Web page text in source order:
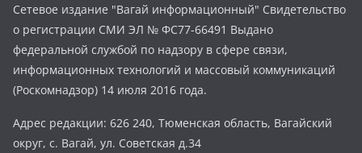
Сетевое издание "Вагай информационный" Свидетельство
о регистрации СМИ ЭЛ № ФС77-66491 Выдано
федеральной службой по надзору в сфере связи,
информационных технологий и массовый коммуникаций
(Роскомнадзор) 14 июля 2016 года.
Адрес редакции: 626 240, Тюменская область, Вагайский
округ, с. Вагай, ул. Советская д.34